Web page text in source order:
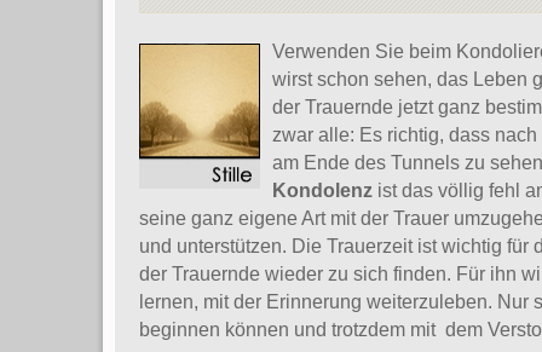
Verwenden Sie beim
wirst schon sehen, das Leben
der Trauernde jetzt ganz
zwar alle: Es richtig, dass
am Ende des Tunnels zu
Kondolenz ist das völlig fehl
seine ganz eigene Art mit der Trauer
und unterstützen. Die Trauerzeit ist wichtig für
der Trauernde wieder zu sich finden. Für ihn
lernen, mit der Erinnerung weiterzuleben. Nur
beginnen können und trotzdem mit dem